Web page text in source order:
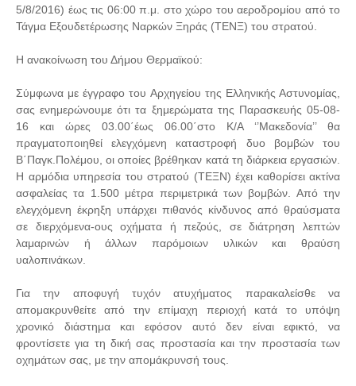
5/8/2016) έως τις 06:00 π.μ. στο χώρο του αεροδρομίου από το
Τάγμα Εξουδετέρωσης Ναρκών Ξηράς (ΤΕΝΞ) του στρατού.
Η ανακοίνωση του Δήμου Θερμαϊκού:
Σύμφωνα με έγγραφο του Αρχηγείου της Ελληνικής Αστυνομίας,
σας ενημερώνουμε ότι τα ξημερώματα της Παρασκευής 05-08-
16 και ώρες 03.00΄έως 06.00΄στο Κ/Α ‘’Μακεδονία’’ θα
πραγματοποιηθεί ελεγχόμενη καταστροφή δυο βομβών του
Β΄Παγκ.Πολέμου, οι οποίες βρέθηκαν κατά τη διάρκεια εργασιών.
Η αρμόδια υπηρεσία του στρατού (ΤΕΞΝ) έχει καθορίσει ακτίνα
ασφαλείας τα 1.500 μέτρα περιμετρικά των βομβών. Από την
ελεγχόμενη έκρηξη υπάρχει πιθανός κίνδυνος από θραύσματα
σε διερχόμενα-ους οχήματα ή πεζούς, σε διάτρηση λεπτών
λαμαρινών ή άλλων παρόμοιων υλικών και θραύση
υαλοπινάκων.
Για την αποφυγή τυχόν ατυχήματος παρακαλείσθε να
απομακρυνθείτε από την επίμαχη περιοχή κατά το υπόψη
χρονικό διάστημα και εφόσον αυτό δεν είναι εφικτό, να
φροντίσετε για τη δική σας προστασία και την προστασία των
οχημάτων σας, με την απομάκρυνσή τους.